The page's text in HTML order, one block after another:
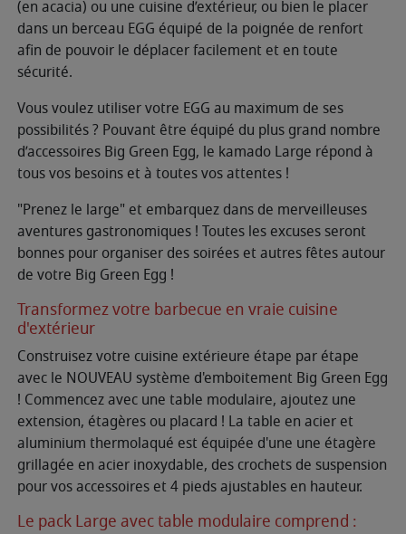
(en acacia) ou une cuisine d’extérieur, ou bien le placer
dans un berceau EGG équipé de la poignée de renfort
afin de pouvoir le déplacer facilement et en toute
sécurité.
Vous voulez utiliser votre EGG au maximum de ses
possibilités ? Pouvant être équipé du plus grand nombre
d’accessoires Big Green Egg, le kamado Large répond à
tous vos besoins et à toutes vos attentes !
"Prenez le large" et embarquez dans de merveilleuses
aventures gastronomiques ! Toutes les excuses seront
bonnes pour organiser des soirées et autres fêtes autour
de votre Big Green Egg !
Transformez votre barbecue en vraie cuisine
d'extérieur
Construisez votre cuisine extérieure étape par étape
avec le NOUVEAU système d'emboitement Big Green Egg
! Commencez avec une table modulaire, ajoutez une
extension, étagères ou placard ! La table en acier et
aluminium thermolaqué est équipée d'une une étagère
grillagée en acier inoxydable, des crochets de suspension
pour vos accessoires et 4 pieds ajustables en hauteur.
Le pack Large avec table modulaire comprend :